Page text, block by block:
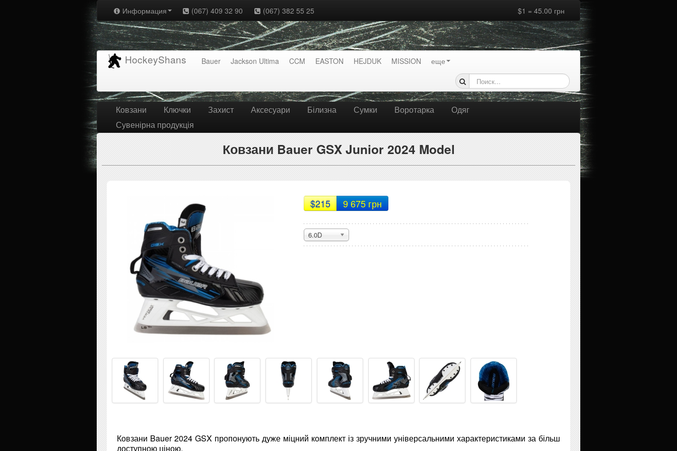
Информация (067) 409 32 90 (067) 382 55 25 $1 = 45.00 грн
HockeyShans Bauer Jackson Ultima CCM EASTON HEJDUK MISSION еще
Ковзани Ключки Захист Аксесуари Білизна Сумки Воротарка
Одяг
Сувенірна продукція
Ковзани Bauer GSX Junior 2024 Model
$215 9 675 грн
6.0D
Ковзани Bauer 2024 GSX пропонують дуже міцний комплект із зручними універсальними характеристиками за більш
доступною ціною.